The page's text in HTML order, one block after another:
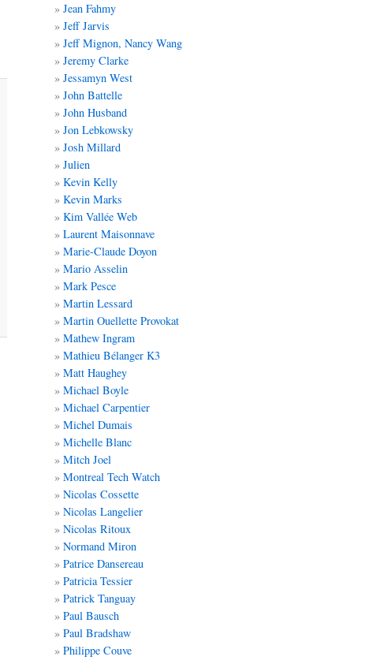
Jean Fahmy
Jeff Jarvis
Jeff Mignon, Nancy Wang
Jeremy Clarke
Jessamyn West
John Battelle
John Husband
Jon Lebkowsky
Josh Millard
Julien
Kevin Kelly
Kevin Marks
Kim Vallée Web
Laurent Maisonnave
Marie-Claude Doyon
Mario Asselin
Mark Pesce
Martin Lessard
Martin Ouellette Provokat
Mathew Ingram
Mathieu Bélanger K3
Matt Haughey
Michael Boyle
Michael Carpentier
Michel Dumais
Michelle Blanc
Mitch Joel
Montreal Tech Watch
Nicolas Cossette
Nicolas Langelier
Nicolas Ritoux
Normand Miron
Patrice Dansereau
Patricia Tessier
Patrick Tanguay
Paul Bausch
Paul Bradshaw
Philippe Couve